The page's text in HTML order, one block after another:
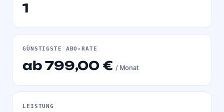
1
GÜNSTIGSTE ABO-RATE
ab 799,00 €/ Monat
LEISTUNG